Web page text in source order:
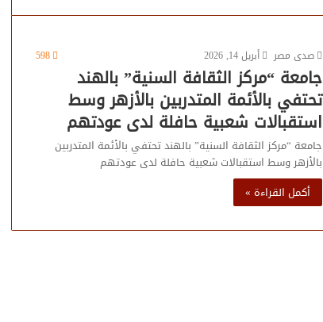
صدى مصر
أبريل 14, 2026 598
جامعة “مركز الثقافة السنية” بالهند
تحتفي بالأئمة المتدربين بالأزهر وسط
استقبالات شعبية حافلة لدى عودتهم
جامعة “مركز الثقافة السنية” بالهند تحتفي بالأئمة المتدربين
بالأزهر وسط استقبالات شعبية حافلة لدى عودتهم
أكمل القراءة »